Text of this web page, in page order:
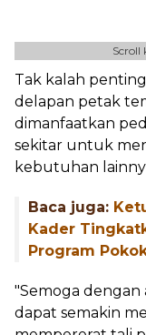
Tak kalah
delapan petak
dimanfaatkan
sekitar untuk
kebutuhan
Baca juga:
Kader
Program
"Semoga dengan
dapat semakin